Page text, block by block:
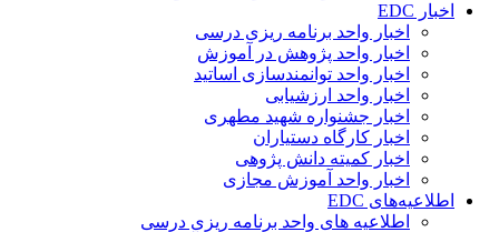
اخبار EDC
اخبار واحد برنامه ریزی درسی
اخبار واحد پژوهش در آموزش
اخبار واحد توانمندسازی اساتید
اخبار واحد ارزشیابی
اخبار جشنواره شهید مطهری
اخبار کارگاه دستیاران
اخبار کمیته دانش پژوهی
اخبار واحد آموزش مجازی
اطلاعیه‌های EDC
اطلاعیه های واحد برنامه ریزی درسی